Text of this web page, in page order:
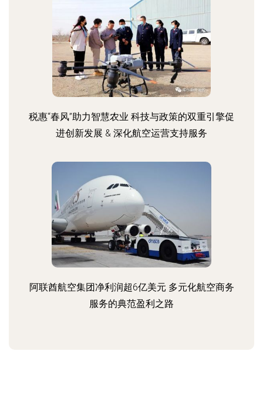
税惠“春风”助力智慧农业 科技与政策的双重引擎促
进创新发展 & 深化航空运营支持服务
阿联酋航空集团净利润超6亿美元 多元化航空商务
服务的典范盈利之路